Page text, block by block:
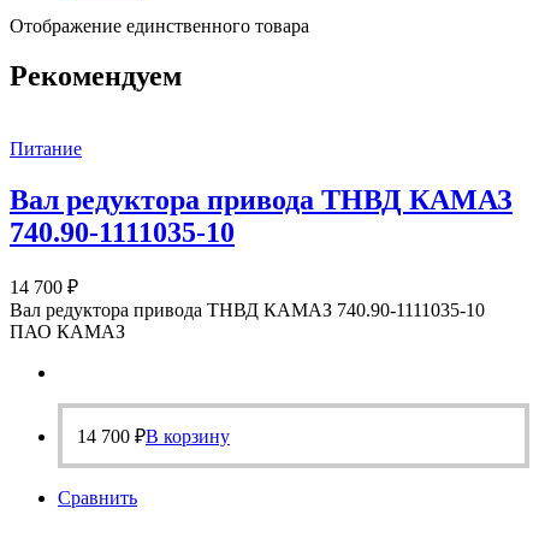
Отображение единственного товара
Рекомендуем
Питание
Вал редуктора привода ТНВД КАМАЗ
740.90-1111035-10
14 700 ₽
Вал редуктора привода ТНВД КАМАЗ 740.90-1111035-10
ПАО КАМАЗ
14 700 ₽В корзину
Сравнить